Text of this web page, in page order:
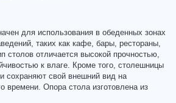
для использования в обеденных зонах
таких как кафе, бары, рестораны,
столов отличается высокой прочностью,
к влаге. Кроме того, столешницы
сохраняют свой внешний вид на
времени. Опора стола изготовлена из